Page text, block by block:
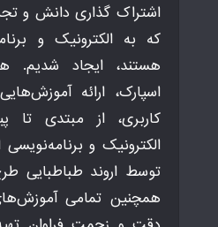
اشتراک گذاری دانش و
که به الکترونیک و
هستند، ایجاد
اسپارک، ارائه
کاربری، از مبتدی تا
الکترونیک و
توسط اروند طباطبایی
همچنین تمامی